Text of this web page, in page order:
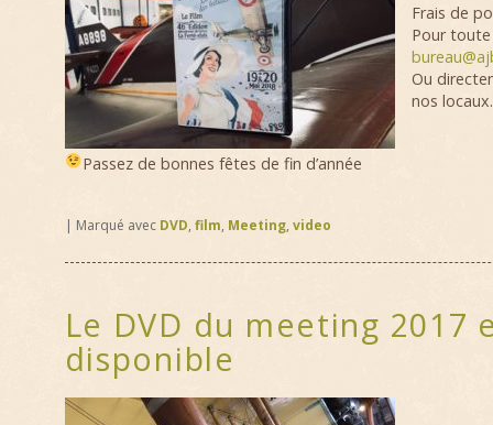
Frais de
Pour
Ou
nos locaux.
Passez de bonnes fêtes de fin d’année
| Marqué avec DVD, film, Meeting, video
Le DVD du meeting 2017
disponible